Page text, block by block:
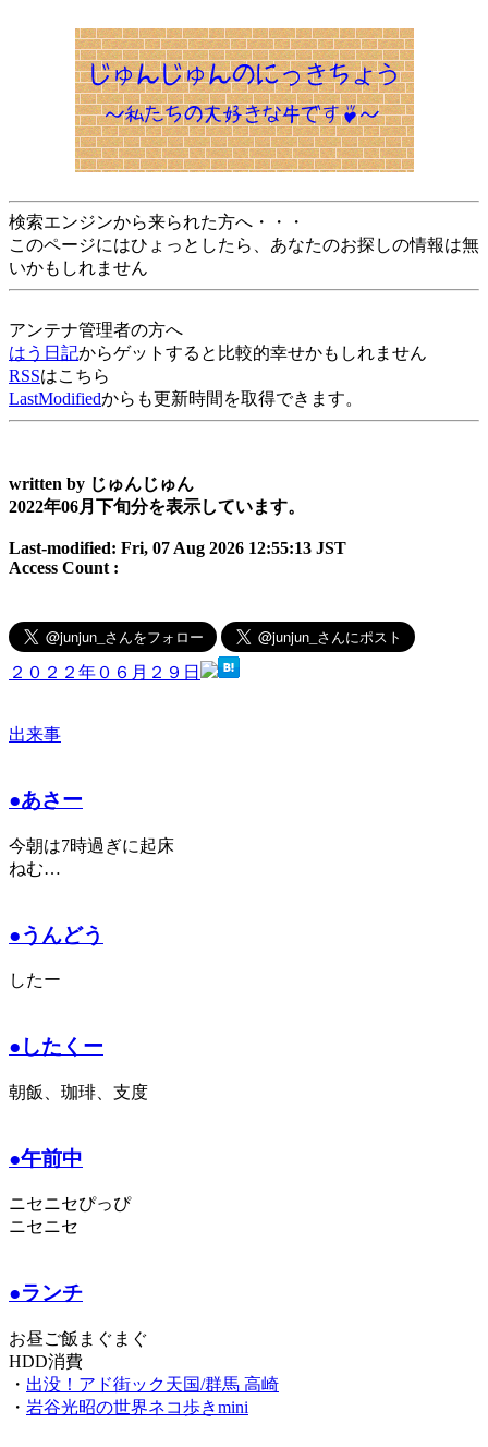
検索エンジンから来られた方へ・・・
このページにはひょっとしたら、あなたのお探しの情報は無
いかもしれません
アンテナ管理者の方へ
はう日記からゲットすると比較的幸せかもしれません
RSSはこちら
LastModifiedからも更新時間を取得できます。
written by じゅんじゅん
2022年06月下旬分を表示しています。
Last-modified: Fri, 07 Aug 2026 12:55:13 JST
Access Count :
２０２２年０６月２９日
出来事
●あさー
今朝は7時過ぎに起床
ねむ…
●うんどう
したー
●したくー
朝飯、珈琲、支度
●午前中
ニセニセぴっぴ
ニセニセ
●ランチ
お昼ご飯まぐまぐ
HDD消費
・ 出没！アド街ック天国/群馬 高崎
・ 岩谷光昭の世界ネコ歩きmini